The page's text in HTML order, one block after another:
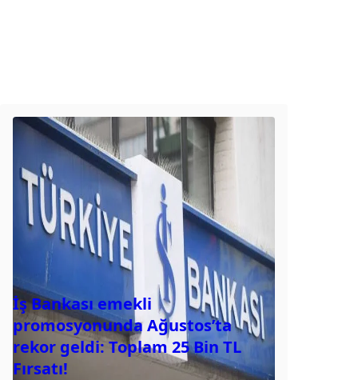
İş Bankası emekli
promosyonunda Ağustos’ta
rekor geldi: Toplam 25 Bin TL
Fırsatı!